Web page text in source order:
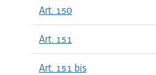
Art. 150
Art. 151
Art. 151 bis